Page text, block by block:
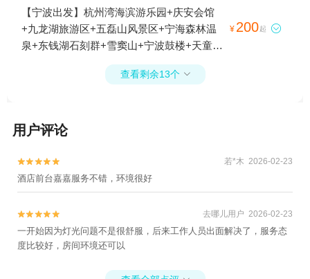
海半边山旅游度假区+茅洋玻璃栈道+灵岩火
山峰+石浦老街+协顺休闲捕鱼1日游
【宁波出发】杭州湾海滨游乐园+庆安会馆
+九龙湖旅游区+五磊山风景区+宁海森林温
泉+东钱湖石刻群+雪窦山+宁波鼓楼+天童禅
寺+招宝山+宁波五龙潭景区+慈城古县城+天
宫庄园+滕头生态旅游区+丹山赤水+梅山岛
+郑氏十七房+天童国家森林公园+宁波服装
城+石浦渔港古城+宁波野生动物园+前童古
镇+月湖公园+杭州湾跨海大桥+保国寺古建
筑博物馆+陶公岛风景区+溪口博物馆+东钱
湖福泉山景区+东钱湖小普陀+宁波帮文化旅
游区+不周神山景区+东钱湖陶公岛景区+杭
州湾国家湿地公园+宁波海天一洲景区+象山
¥ 200起 
查看剩余13个 
用户评论

 若*木 2026-02-23
酒店前台嘉嘉服务不错，环境很好

 去哪儿用户 2026-02-23
一开始因为灯光问题不是很舒服，后来工作人员出面解决了，服务态
度比较好，房间环境还可以